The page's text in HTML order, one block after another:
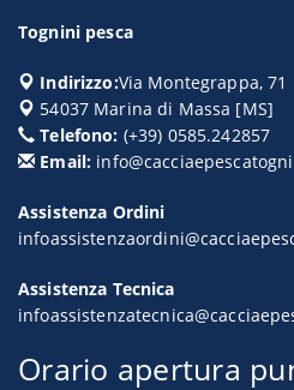
Tognini pesca
Indirizzo:Via Montegrappa, 71
54037 Marina di Massa [MS]
Telefono: (+39) 0585.242857
Email:
Assistenza Ordini
Assistenza Tecnica
Orario apertura